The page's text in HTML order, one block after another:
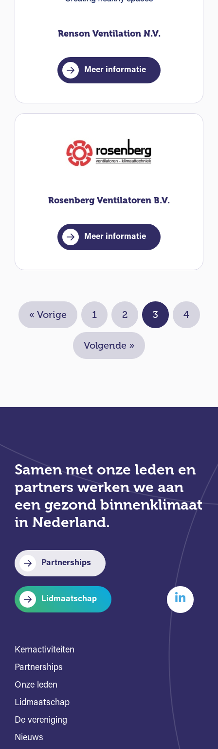
Renson Ventilation N.V.
Meer informatie
Rosenberg Ventilatoren B.V.
Meer informatie
« Vorige 1 2 3 4
Volgende »
Samen met onze leden en
partners werken we aan
een gezond binnenklimaat
in Nederland.
Partnerships
Lidmaatschap
Kernactiviteiten
Partnerships
Onze leden
Lidmaatschap
De vereniging
Nieuws